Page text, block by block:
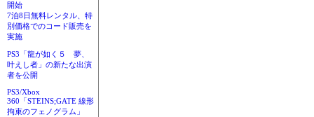
開始
7泊8日無料レンタル、特
別価格でのコード販売を
実施
PS3「龍が如く５ 夢、
叶えし者」の新たな出演
者を公開
PS3/Xbox
360「STEINS;GATE 線形
拘束のフェノグラム」